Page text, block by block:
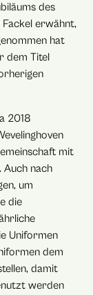
des
erwähnt,
hat
dem Titel
2018
mit
nach
um
die
Uniformen
dem
damit
werden